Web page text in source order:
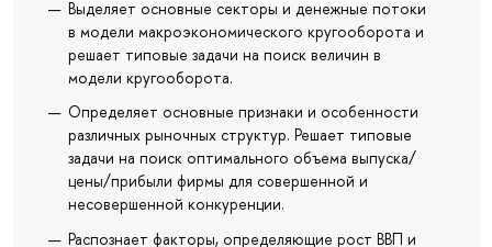
Выделяет основные секторы и денежные потоки
в модели макроэкономического кругооборота и
решает типовые задачи на поиск величин в
модели кругооборота.
Определяет основные признаки и особенности
различных рыночных структур. Решает типовые
задачи на поиск оптимального объема выпуска/
цены/прибыли фирмы для совершенной и
несовершенной конкуренции.
Распознает факторы, определяющие рост ВВП и